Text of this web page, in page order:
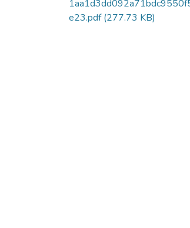
e23.pdf(277.73 KB)